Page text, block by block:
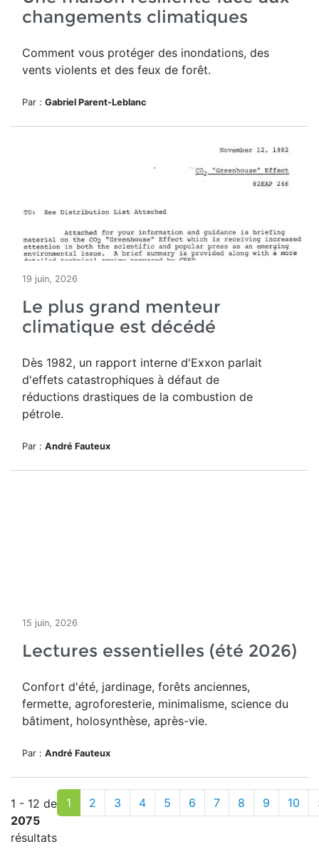
changements climatiques
Comment vous protéger des inondations, des
vents violents et des feux de forêt.
Par : Gabriel Parent-Leblanc
19 juin, 2026
Le plus grand menteur
climatique est décédé
Dès 1982, un rapport interne d'Exxon parlait
d'effets catastrophiques à défaut de
réductions drastiques de la combustion de
pétrole.
Par : André Fauteux
15 juin, 2026
Lectures essentielles (été 2026)
Confort d'été, jardinage, forêts anciennes,
fermette, agroforesterie, minimalisme, science du
bâtiment, holosynthèse, après-vie.
Par : André Fauteux
1 - 12 de
2075
résultats
1 2 3 4 5 6 7 8 9 10